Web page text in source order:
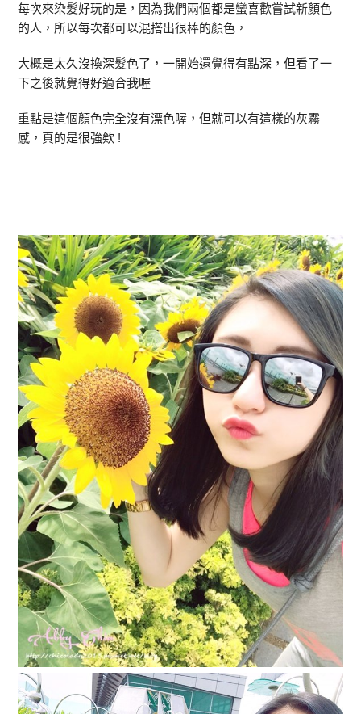
每次來染髮好玩的是，因為我們兩個都是蠻喜歡嘗試新顏色
的人，所以每次都可以混搭出很棒的顏色，
大概是太久沒換深髮色了，一開始還覺得有點深，但看了一
下之後就覺得好適合我喔
重點是這個顏色完全沒有漂色喔，但就可以有這樣的灰霧
感，真的是很強欸 !